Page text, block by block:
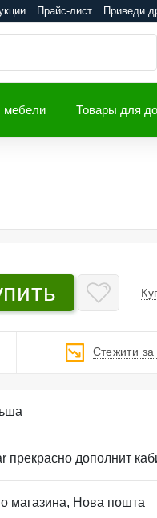
Прайс-лист Приведи
мебели Товары для
Стежити за
дополнит
магазина, Нова пошта